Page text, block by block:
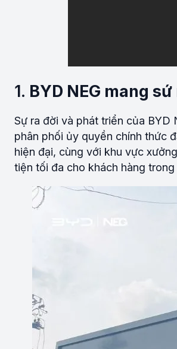
1. BYD NEG mang
Sự ra đời và phát triển của BYD
phân phối ủy quyền chính thức
hiện đại, cùng với khu vực
tiện tối đa cho khách hàng